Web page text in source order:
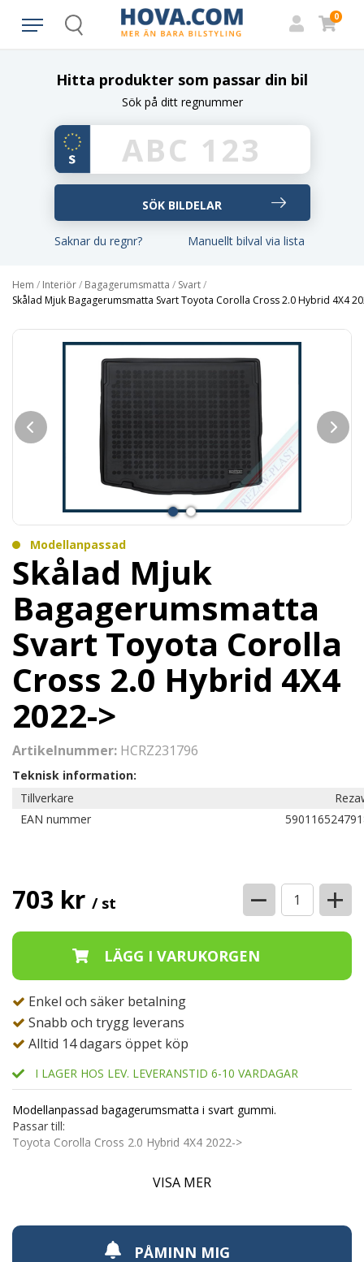
Search
0
Hitta produkter som passar din bil
Sök på ditt regnummer
Saknar du regnr? Manuellt bilval via lista
Hem / Interiör/ Bagagerumsmatta / Svart/
Skålad Mjuk Bagagerumsmatta Svart Toyota Corolla Cross 2.0 Hybrid 4X4
Modellanpassad
Skålad Mjuk
Bagagerumsmatta
Svart Toyota Corolla
Cross 2.0 Hybrid 4X4
2022->
Artikelnummer: HCRZ231796
Teknisk information:
Tillverkare
EAN nummer
703 kr / st − +
Enkel och säker betalning
Snabb och trygg leverans
Alltid 14 dagars öppet köp
I LAGER HOS LEV. LEVERANSTID 6-10 VARDAGAR
Modellanpassad bagagerumsmatta i svart gummi.
Passar till:
Toyota Corolla Cross 2.0 Hybrid 4X4 2022->
Modellanpassad för bästa passform.
Upphöjda kanter 3-5cm
Tillverkad i gummi fri från gummidoft
Vatten och vätsketät
VISA MER
PÅMINN MIG